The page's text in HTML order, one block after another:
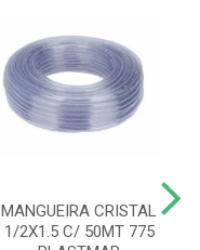
MANGUEIRA CRISTAL
1/2X1.5 C/ 50MT 775